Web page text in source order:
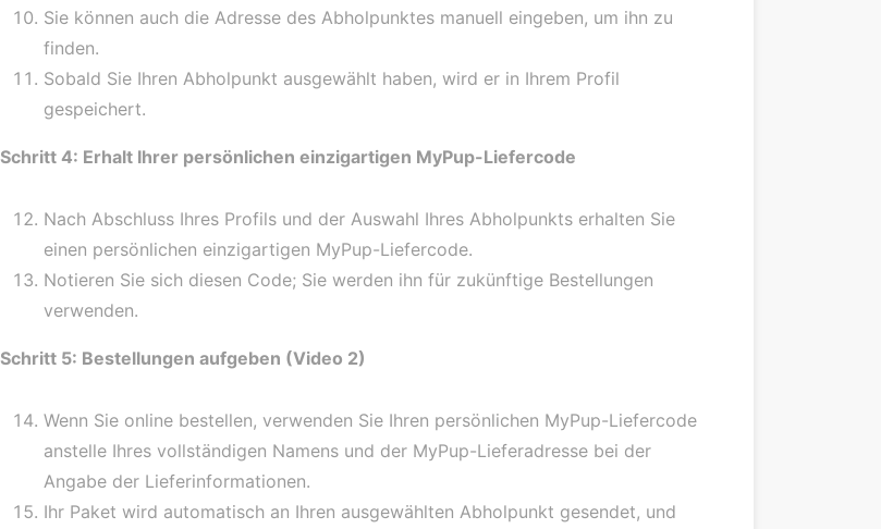
Sie können auch die Adresse des Abholpunktes manuell eingeben, um ihn zu
finden.
Sobald Sie Ihren Abholpunkt ausgewählt haben, wird er in Ihrem Profil
gespeichert.
Schritt 4: Erhalt Ihrer persönlichen einzigartigen MyPup-Liefercode
Nach Abschluss Ihres Profils und der Auswahl Ihres Abholpunkts erhalten Sie
einen persönlichen einzigartigen MyPup-Liefercode.
Notieren Sie sich diesen Code; Sie werden ihn für zukünftige Bestellungen
verwenden.
Schritt 5: Bestellungen aufgeben (Video 2)
Wenn Sie online bestellen, verwenden Sie Ihren persönlichen MyPup-Liefercode
anstelle Ihres vollständigen Namens und der MyPup-Lieferadresse bei der
Angabe der Lieferinformationen.
Ihr Paket wird automatisch an Ihren ausgewählten Abholpunkt gesendet, und